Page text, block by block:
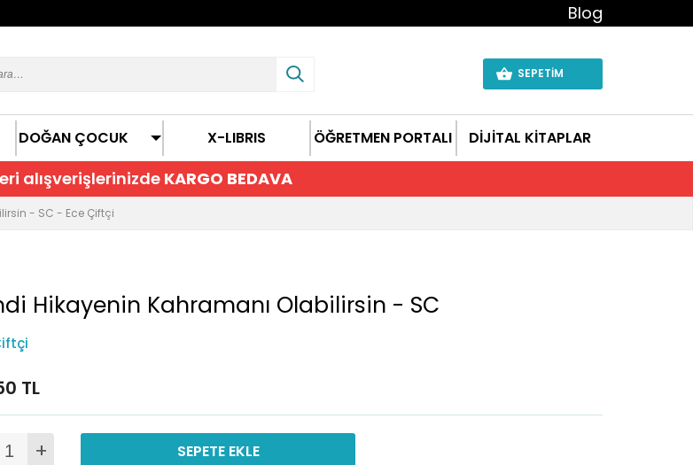
Blog
SEPETİM
DOĞAN ÇOCUK X-LIBRIS ÖĞRETMEN PORTALI DİJİTAL KİTAPLAR
alışverişlerinizde KARGO BEDAVA
- SC - Ece Çiftçi
Hikayenin Kahramanı Olabilirsin - SC
TL
+ SEPETE EKLE